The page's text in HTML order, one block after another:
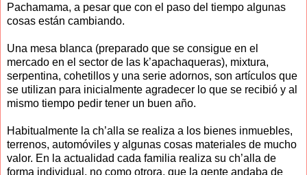
Pachamama, a pesar que con el paso del tiempo algunas
cosas están cambiando.
Una mesa blanca (preparado que se consigue en el
mercado en el sector de las k’apachaqueras), mixtura,
serpentina, cohetillos y una serie adornos, son artículos que
se utilizan para inicialmente agradecer lo que se recibió y al
mismo tiempo pedir tener un buen año.
Habitualmente la ch’alla se realiza a los bienes inmuebles,
terrenos, automóviles y algunas cosas materiales de mucho
valor. En la actualidad cada familia realiza su ch’alla de
forma individual, no como otrora, que la gente andaba de